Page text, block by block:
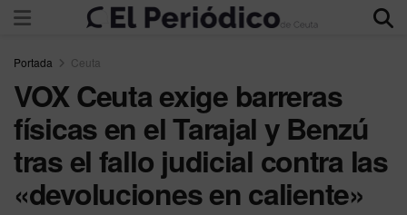
Portada Ceuta
VOX Ceuta exige barreras
físicas en el Tarajal y Benzú
tras el fallo judicial contra las
«devoluciones en caliente»